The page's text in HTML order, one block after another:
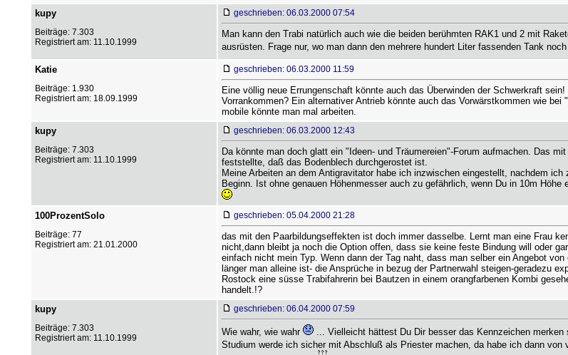
kupy
Beiträge: 7.303
Registriert am: 11.10.1999
geschrieben: 06.03.2000 07:54
Man kann den Trabi natürlich auch wie die beiden berühmten RAK1 und 2 mit
ausrüsten. Frage nur, wo man dann den mehrere hundert Liter fassenden Tank
Katie
Beiträge: 1.930
Registriert am: 18.09.1999
geschrieben: 06.03.2000 11:59
Eine völlig neue Errungenschaft könnte auch das Überwinden der Schwerkraft
Vorrankommen? Ein alternativer Antrieb könnte auch das Vorwärstkommen wie
mobile könnte man mal arbeiten.
kupy
Beiträge: 7.303
Registriert am: 11.10.1999
geschrieben: 06.03.2000 12:43
Da könnte man doch glatt ein "Ideen- und Träumereien"-Forum aufmachen. Das
feststellte, daß das Bodenblech durchgerostet ist.
Meine Arbeiten an dem Antigravitator habe ich inzwischen eingestellt, nachdem
Beginn. Ist ohne genauen Höhenmesser auch zu gefährlich, wenn Du in 10m
100ProzentSolo
Beiträge: 77
Registriert am: 21.01.2000
geschrieben: 05.04.2000 21:28
das mit den Paarbildungseffekten ist doch immer dasselbe. Lernt man eine Frau
nicht,dann bleibt ja noch die Option offen, dass sie keine feste Bindung will oder
einfach nicht mein Typ. Wenn dann der Tag naht, dass man selber ein Angebot
länger man alleine ist- die Ansprüche in bezug der Partnerwahl steigen-geradezu
Rostock eine süsse Trabifahrerin bei Bautzen in einem orangfarbenen Kombi
handelt.!?
kupy
Beiträge: 7.303
Registriert am: 11.10.1999
geschrieben: 06.04.2000 07:59
Wie wahr, wie wahr
... Vielleicht hättest Du Dir besser das Kennzeichen
Studium werde ich sicher mit Abschluß als Priester machen, da habe ich dann von